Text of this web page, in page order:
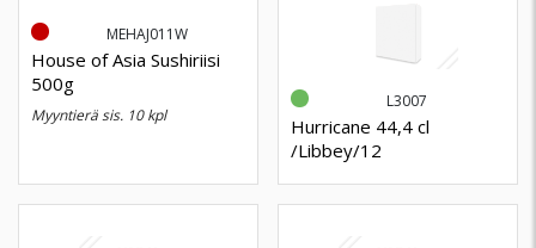
MEHAJ011W
House of Asia Sushiriisi
500g
myyntierä sis. 10 kpl
L3007
Hurricane 44,4 cl
/Libbey/12